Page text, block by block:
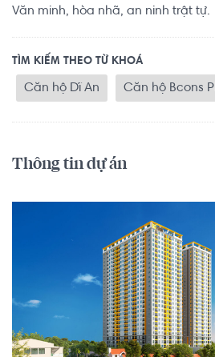
Văn minh, hòa nhã, an ninh trật tự.
TÌM KIẾM THEO TỪ KHOÁ
Căn hộ Dĩ An Căn hộ Bcons
Thông tin dự án